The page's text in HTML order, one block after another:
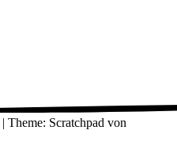
| Theme: Scratchpad von